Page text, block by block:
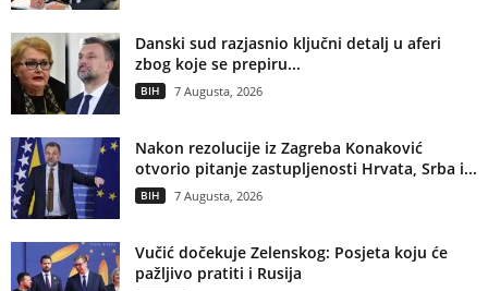
Danski sud razjasnio ključni detalj u aferi
zbog koje se prepiru...
BIH 7 Augusta, 2026
Nakon rezolucije iz Zagreba Konaković
otvorio pitanje zastupljenosti Hrvata, Srba i...
BIH 7 Augusta, 2026
Vučić dočekuje Zelenskog: Posjeta koju će
pažljivo pratiti i Rusija